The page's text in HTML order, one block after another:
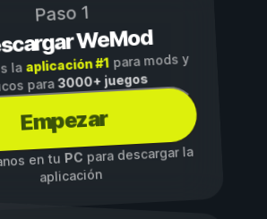
Paso 1
WeMod
la aplicación #1para mods y
para3000+ juegos
Empezar
en tuPCpara descargar la
aplicación